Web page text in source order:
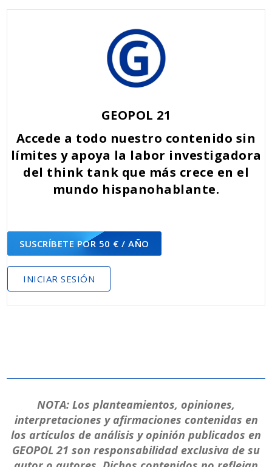
k p
GEOPOL 21
Accede a todo nuestro contenido sin
límites y apoya la labor investigadora
del think tank que más crece en el
mundo hispanohablante.
SUSCRÍBETE POR 50 € / AÑO
INICIAR SESIÓN
NOTA: Los planteamientos, opiniones,
interpretaciones y afirmaciones contenidas en
los artículos de análisis y opinión publicados en
GEOPOL 21 son responsabilidad exclusiva de su